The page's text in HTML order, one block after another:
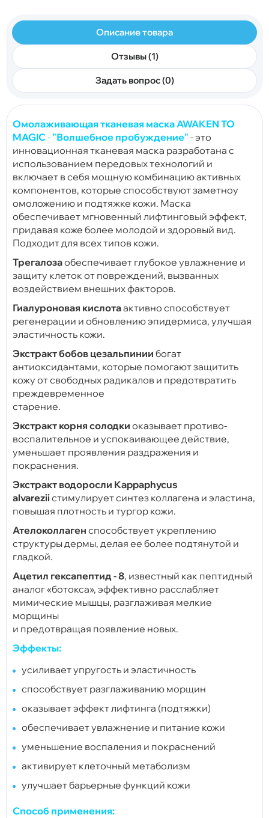
Описание товара
Отзывы (1)
Задать вопрос (0)
Омолаживающая тканевая маска AWAKEN TO
MAGIC- "Волшебное пробуждение" - это
инновационная тканевая маска разработана с
использованием передовых технологий и
включает в себя мощную комбинацию активных
компонентов, которые способствуют заметноу
омоложению и подтяжке кожи. Маска
обеспечивает мгновенный лифтинговый эффект,
придавая коже более молодой и здоровый вид.
Подходит для всех типов кожи.
Трегалозаобеспечивает глубокое увлажнение и
защиту клеток от повреждений, вызванных
воздействием внешних факторов.
Гиалуроновая кислотаактивно способствует
регенерации и обновлению эпидермиса, улучшая
эластичность кожи.
Экстракт бобов цезальпинии богат
антиоксидантами, которые помогают защитить
кожу от свободных радикалов и предотвратить
преждевременное
старение.
Экстракт корня солодки оказывает противо-
воспалительное и успокаивающее действие,
уменьшает проявления раздражения и
покраснения.
Экстракт водоросли Kappaphycus
alvareziiстимулирует синтез коллагена и эластина,
повышая плотность и тургор кожи.
Ателоколлаген способствует укреплению
структуры дермы, делая ее более подтянутой и
гладкой.
Ацетил гексапептид - 8, известный как пептидный
аналог «ботокса», эффективно расслабляет
мимические мышцы, разглаживая мелкие
морщины
и предотвращая появление новых.
Эффекты:
усиливает упругость и эластичность
способствует разглаживанию морщин
оказывает эффект лифтинга (подтяжки)
обеспечивает увлажнение и питание кожи
уменьшение воспаления и покраснений
активирует клеточный метаболизм
улучшает барьерные функций кожи
Способ применения: